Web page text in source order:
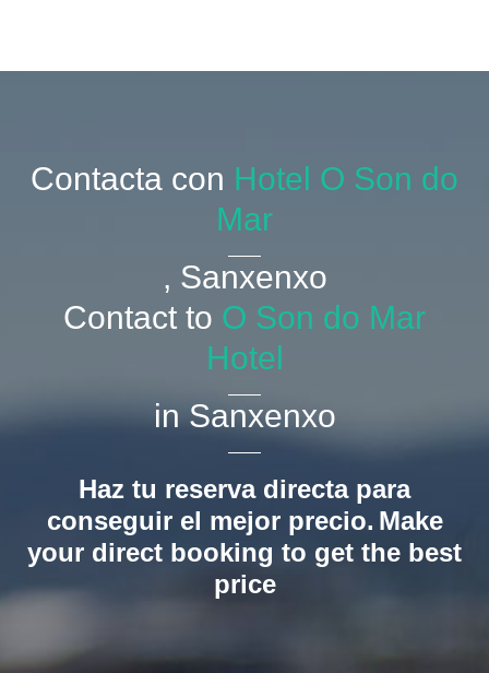
Contacta con Hotel O Son do
Mar
, Sanxenxo
Contact to O Son do Mar
Hotel
in Sanxenxo
Haz tu reserva directa para
conseguir el mejor precio. Make
your direct booking to get the best
price